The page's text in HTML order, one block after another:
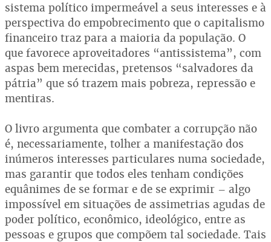
sistema político impermeável a seus interesses e à
perspectiva do empobrecimento que o capitalismo
financeiro traz para a maioria da população. O
que favorece aproveitadores “antissistema”, com
aspas bem merecidas, pretensos “salvadores da
pátria” que só trazem mais pobreza, repressão e
mentiras.
O livro argumenta que combater a corrupção não
é, necessariamente, tolher a manifestação dos
inúmeros interesses particulares numa sociedade,
mas garantir que todos eles tenham condições
equânimes de se formar e de se exprimir – algo
impossível em situações de assimetrias agudas de
poder político, econômico, ideológico, entre as
pessoas e grupos que compõem tal sociedade. Tais